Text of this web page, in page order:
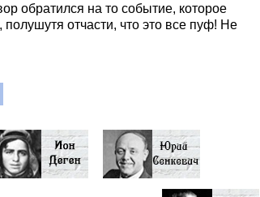
обратился на то событие, которое
отчасти, что это все пуф! Не